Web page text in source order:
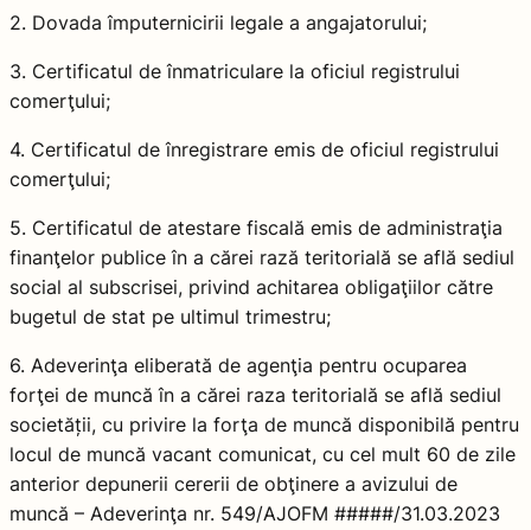
2. Dovada împuternicirii legale a angajatorului;
3. Certificatul de înmatriculare la oficiul registrului
comerţului;
4. Certificatul de înregistrare emis de oficiul registrului
comerţului;
5. Certificatul de atestare fiscală emis de administraţia
finanţelor publice în a cărei rază teritorială se află sediul
social al subscrisei, privind achitarea obligaţiilor către
bugetul de stat pe ultimul trimestru;
6. Adeverinţa eliberată de agenţia pentru ocuparea
forţei de muncă în a cărei raza teritorială se află sediul
societății, cu privire la forţa de muncă disponibilă pentru
locul de muncă vacant comunicat, cu cel mult 60 de zile
anterior depunerii cererii de obţinere a avizului de
muncă – Adeverinţa nr. 549/AJOFM #####/31.03.2023